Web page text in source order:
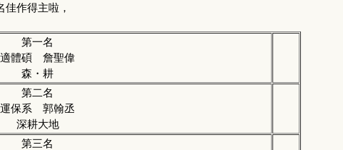
作得主啦，
第一名
適體碩 詹聖偉
森・耕
第二名
運保系 郭翰丞
深耕大地
第三名